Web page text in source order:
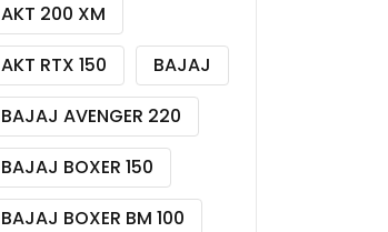
AKT 200 XM
AKT RTX 150
BAJAJ
BAJAJ AVENGER 220
BAJAJ BOXER 150
BAJAJ BOXER BM 100